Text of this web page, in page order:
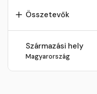
Összetevők
Származási hely
Magyarország